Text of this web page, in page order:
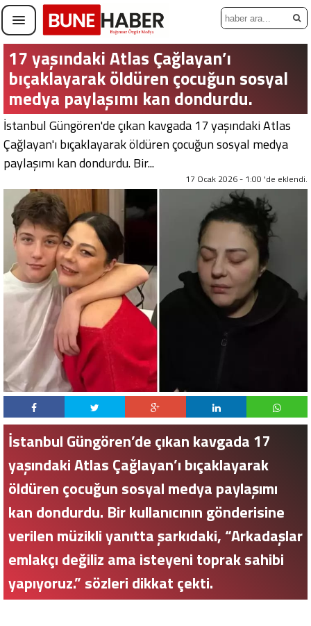
17 yaşındaki Atlas Çağlayan’ı
bıçaklayarak öldüren çocuğun sosyal
medya paylaşımı kan dondurdu.
İstanbul Güngören'de çıkan kavgada 17 yaşındaki Atlas
Çağlayan'ı bıçaklayarak öldüren çocuğun sosyal medya
paylaşımı kan dondurdu. Bir...
17 Ocak 2026 - 1:00 'de eklendi.
İstanbul Güngören’de çıkan kavgada 17
yaşındaki Atlas Çağlayan’ı bıçaklayarak
öldüren çocuğun sosyal medya paylaşımı
kan dondurdu. Bir kullanıcının gönderisine
verilen müzikli yanıtta şarkıdaki, “Arkadaşlar
emlakçı değiliz ama isteyeni toprak sahibi
yapıyoruz.” sözleri dikkat çekti.